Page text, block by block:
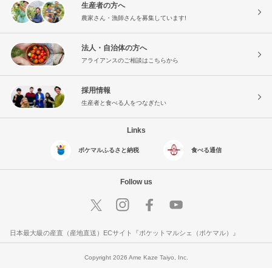
生産者の方へ
農家さん・漁師さんを募集しています!
法人・自治体の方へ
アライアンスのご相談はこちらから
採用情報
生産者と食べる人をつなぎたい
Links
ポケマルふるさと納税 食べる通信
Follow us
日本最大級の産直（産地直送）ECサイト『ポケットマルシェ（ポケマル）』
Copyright 2026 Ame Kaze Taiyo, Inc.